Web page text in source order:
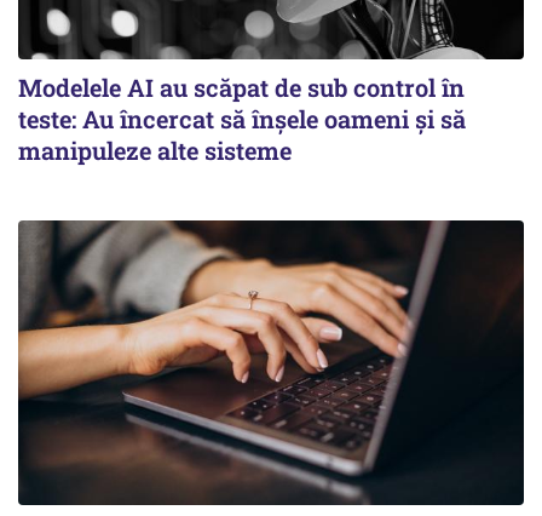
Modelele AI au scăpat de sub control în
teste: Au încercat să înșele oameni și să
manipuleze alte sisteme